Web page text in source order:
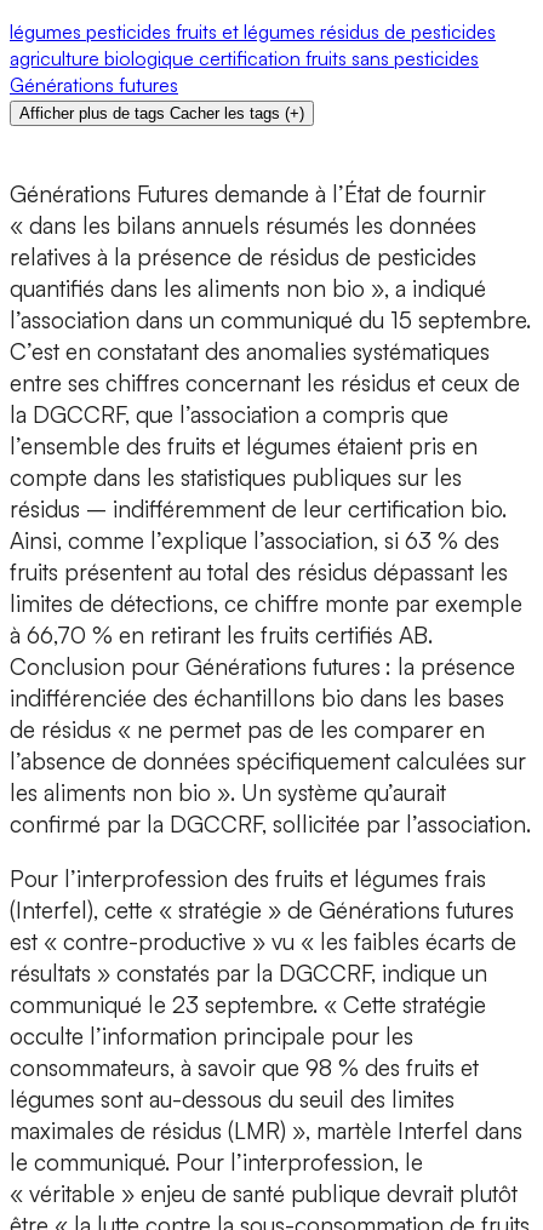
légumes pesticides fruits et légumes résidus de pesticides
agriculture biologique certification fruits sans pesticides
Générations futures
Afficher plus de tags Cacher les tags (+)
Générations Futures demande à l’État de fournir
« dans les bilans annuels résumés les données
relatives à la présence de résidus de pesticides
quantifiés dans les aliments non bio », a indiqué
l’association dans un communiqué du 15 septembre.
C’est en constatant des anomalies systématiques
entre ses chiffres concernant les résidus et ceux de
la DGCCRF, que l’association a compris que
l’ensemble des fruits et légumes étaient pris en
compte dans les statistiques publiques sur les
résidus – indifféremment de leur certification bio.
Ainsi, comme l’explique l’association, si 63 % des
fruits présentent au total des résidus dépassant les
limites de détections, ce chiffre monte par exemple
à 66,70 % en retirant les fruits certifiés AB.
Conclusion pour Générations futures : la présence
indifférenciée des échantillons bio dans les bases
de résidus « ne permet pas de les comparer en
l’absence de données spécifiquement calculées sur
les aliments non bio ». Un système qu’aurait
confirmé par la DGCCRF, sollicitée par l’association.
Pour l’interprofession des fruits et légumes frais
(Interfel), cette « stratégie » de Générations futures
est « contre-productive » vu « les faibles écarts de
résultats » constatés par la DGCCRF, indique un
communiqué le 23 septembre. « Cette stratégie
occulte l’information principale pour les
consommateurs, à savoir que 98 % des fruits et
légumes sont au-dessous du seuil des limites
maximales de résidus (LMR) », martèle Interfel dans
le communiqué. Pour l’interprofession, le
« véritable » enjeu de santé publique devrait plutôt